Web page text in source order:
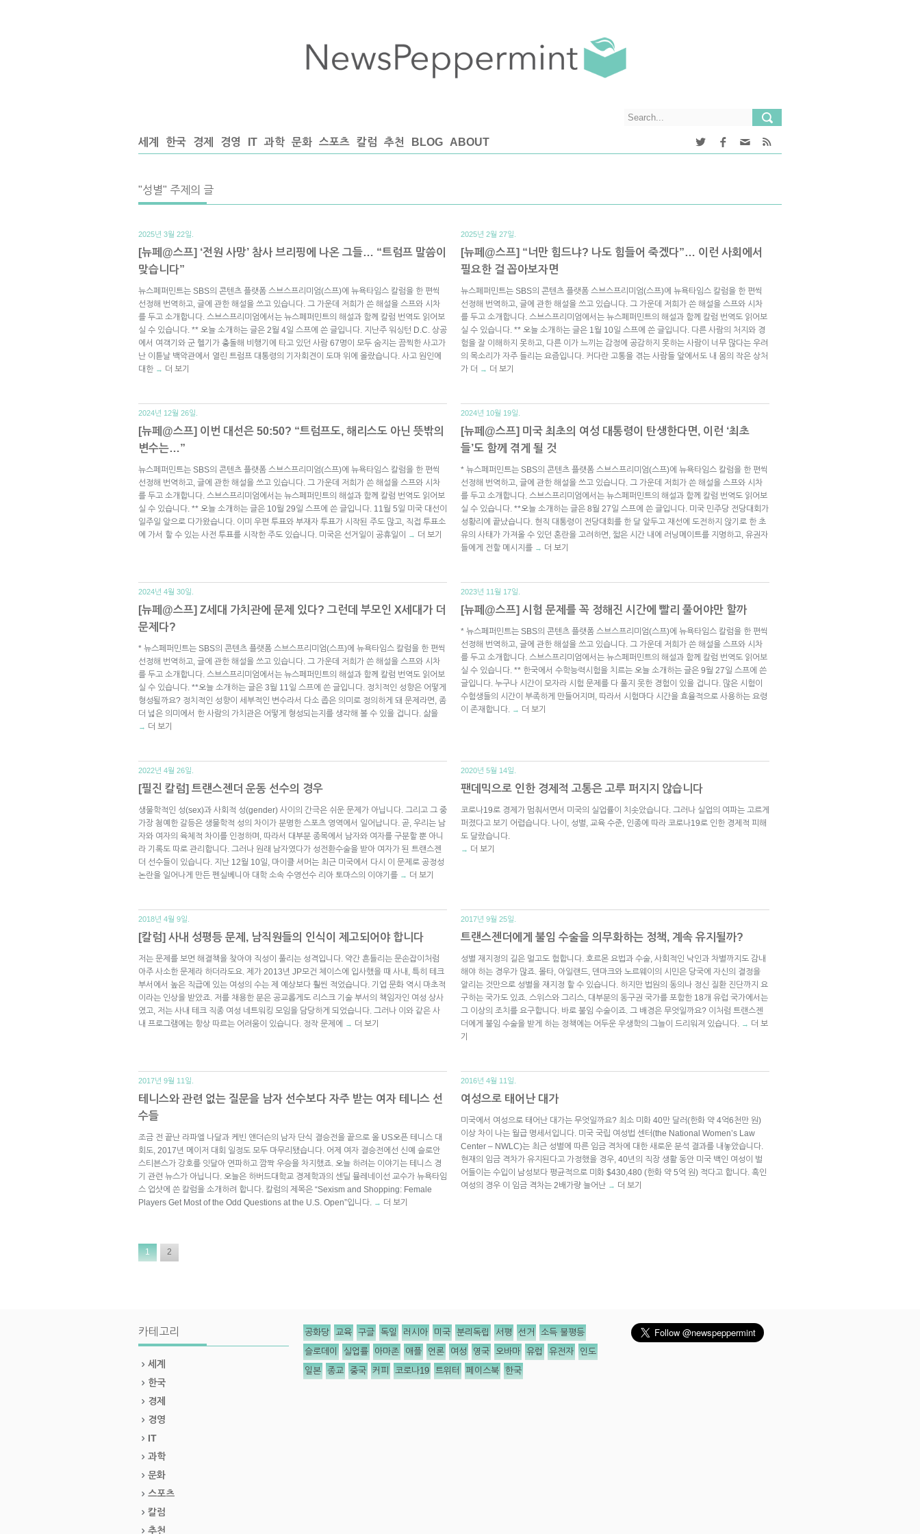
세계 한국 경제 경영 IT 과학 문화 스포츠 칼럼 추천 BLOG ABOUT
"성별" 주제의 글
2025년 3월 22일.
[뉴페@스프] ‘전원 사망’ 참사 브리핑에 나온 그들… “트럼프 말씀이
맞습니다”
뉴스페퍼민트는 SBS의 콘텐츠 플랫폼 스브스프리미엄(스프)에 뉴욕타임스 칼럼을 한 편씩
선정해 번역하고, 글에 관한 해설을 쓰고 있습니다. 그 가운데 저희가 쓴 해설을 스프와 시차
를 두고 소개합니다. 스브스프리미엄에서는 뉴스페퍼민트의 해설과 함께 칼럼 번역도 읽어보
실 수 있습니다. ** 오늘 소개하는 글은 2월 4일 스프에 쓴 글입니다. 지난주 워싱턴 D.C. 상공
에서 여객기와 군 헬기가 충돌해 비행기에 타고 있던 사람 67명이 모두 숨지는 끔찍한 사고가
난 이튿날 백악관에서 열린 트럼프 대통령의 기자회견이 도마 위에 올랐습니다. 사고 원인에
대한 → 더 보기
2025년 2월 27일.
[뉴페@스프] “너만 힘드냐? 나도 힘들어 죽겠다”… 이런 사회에서
필요한 걸 꼽아보자면
뉴스페퍼민트는 SBS의 콘텐츠 플랫폼 스브스프리미엄(스프)에 뉴욕타임스 칼럼을 한 편씩
선정해 번역하고, 글에 관한 해설을 쓰고 있습니다. 그 가운데 저희가 쓴 해설을 스프와 시차
를 두고 소개합니다. 스브스프리미엄에서는 뉴스페퍼민트의 해설과 함께 칼럼 번역도 읽어보
실 수 있습니다. ** 오늘 소개하는 글은 1월 10일 스프에 쓴 글입니다. 다른 사람의 처지와 경
험을 잘 이해하지 못하고, 다른 이가 느끼는 감정에 공감하지 못하는 사람이 너무 많다는 우려
의 목소리가 자주 들리는 요즘입니다. 커다란 고통을 겪는 사람들 앞에서도 내 몸의 작은 상처
가 더 → 더 보기
2024년 12월 26일.
[뉴페@스프] 이번 대선은 50:50? “트럼프도, 해리스도 아닌 뜻밖의
변수는…”
뉴스페퍼민트는 SBS의 콘텐츠 플랫폼 스브스프리미엄(스프)에 뉴욕타임스 칼럼을 한 편씩
선정해 번역하고, 글에 관한 해설을 쓰고 있습니다. 그 가운데 저희가 쓴 해설을 스프와 시차
를 두고 소개합니다. 스브스프리미엄에서는 뉴스페퍼민트의 해설과 함께 칼럼 번역도 읽어보
실 수 있습니다. ** 오늘 소개하는 글은 10월 29일 스프에 쓴 글입니다. 11월 5일 미국 대선이
일주일 앞으로 다가왔습니다. 이미 우편 투표와 부재자 투표가 시작된 주도 많고, 직접 투표소
에 가서 할 수 있는 사전 투표를 시작한 주도 있습니다. 미국은 선거일이 공휴일이
→ 더 보기
2024년 10월 19일.
[뉴페@스프] 미국 최초의 여성 대통령이 탄생한다면, 이런 ‘최초
들’도 함께 겪게 될 것
* 뉴스페퍼민트는 SBS의 콘텐츠 플랫폼 스브스프리미엄(스프)에 뉴욕타임스 칼럼을 한 편씩
선정해 번역하고, 글에 관한 해설을 쓰고 있습니다. 그 가운데 저희가 쓴 해설을 스프와 시차
를 두고 소개합니다. 스브스프리미엄에서는 뉴스페퍼민트의 해설과 함께 칼럼 번역도 읽어보
실 수 있습니다. **오늘 소개하는 글은 8월 27일 스프에 쓴 글입니다. 미국 민주당 전당대회가
성황리에 끝났습니다. 현직 대통령이 전당대회를 한 달 앞두고 재선에 도전하지 않기로 한 초
유의 사태가 가져올 수 있던 혼란을 고려하면, 짧은 시간 내에 러닝메이트를 지명하고, 유권자
들에게 전할 메시지를 → 더 보기
2024년 4월 30일.
[뉴페@스프] Z세대 가치관에 문제 있다? 그런데 부모인 X세대가 더
문제다?
* 뉴스페퍼민트는 SBS의 콘텐츠 플랫폼 스브스프리미엄(스프)에 뉴욕타임스 칼럼을 한 편씩
선정해 번역하고, 글에 관한 해설을 쓰고 있습니다. 그 가운데 저희가 쓴 해설을 스프와 시차
를 두고 소개합니다. 스브스프리미엄에서는 뉴스페퍼민트의 해설과 함께 칼럼 번역도 읽어보
실 수 있습니다. **오늘 소개하는 글은 3월 11일 스프에 쓴 글입니다. 정치적인 성향은 어떻게
형성될까요? 정치적인 성향이 세부적인 변수라서 다소 좁은 의미로 정의하게 돼 문제라면, 좀
더 넓은 의미에서 한 사람의 가치관은 어떻게 형성되는지를 생각해 볼 수 있을 겁니다. 삶을
→ 더 보기
2023년 11월 17일.
[뉴페@스프] 시험 문제를 꼭 정해진 시간에 빨리 풀어야만 할까
* 뉴스페퍼민트는 SBS의 콘텐츠 플랫폼 스브스프리미엄(스프)에 뉴욕타임스 칼럼을 한 편씩
선정해 번역하고, 글에 관한 해설을 쓰고 있습니다. 그 가운데 저희가 쓴 해설을 스프와 시차
를 두고 소개합니다. 스브스프리미엄에서는 뉴스페퍼민트의 해설과 함께 칼럼 번역도 읽어보
실 수 있습니다. ** 한국에서 수학능력시험을 치르는 오늘 소개하는 글은 9월 27일 스프에 쓴
글입니다. 누구나 시간이 모자라 시험 문제를 다 풀지 못한 경험이 있을 겁니다. 많은 시험이
수험생들의 시간이 부족하게 만들어지며, 따라서 시험마다 시간을 효율적으로 사용하는 요령
이 존재합니다. → 더 보기
2022년 4월 26일.
[필진 칼럼] 트랜스젠더 운동 선수의 경우
생물학적인 성(sex)과 사회적 성(gender) 사이의 간극은 쉬운 문제가 아닙니다. 그리고 그 중
가장 첨예한 갈등은 생물학적 성의 차이가 분명한 스포츠 영역에서 일어납니다. 곧, 우리는 남
자와 여자의 육체적 차이를 인정하며, 따라서 대부분 종목에서 남자와 여자를 구분할 뿐 아니
라 기록도 따로 관리합니다. 그러나 원래 남자였다가 성전환수술을 받아 여자가 된 트랜스젠
더 선수들이 있습니다. 지난 12월 10일, 마이클 셔머는 최근 미국에서 다시 이 문제로 공정성
논란을 일어나게 만든 펜실베니아 대학 소속 수영선수 리아 토마스의 이야기를 → 더 보기
2020년 5월 14일.
팬데믹으로 인한 경제적 고통은 고루 퍼지지 않습니다
코로나19로 경제가 멈춰서면서 미국의 실업률이 치솟았습니다. 그러나 실업의 여파는 고르게
퍼졌다고 보기 어렵습니다. 나이, 성별, 교육 수준, 인종에 따라 코로나19로 인한 경제적 피해
도 달랐습니다.
→ 더 보기
2018년 4월 9일.
[칼럼] 사내 성평등 문제, 남직원들의 인식이 제고되어야 합니다
저는 문제를 보면 해결책을 찾아야 직성이 풀리는 성격입니다. 약간 흔들리는 문손잡이처럼
아주 사소한 문제라 하더라도요. 제가 2013년 JP모건 체이스에 입사했을 때 사내, 특히 테크
부서에서 높은 직급에 있는 여성의 수는 제 예상보다 훨씬 적었습니다. 기업 문화 역시 마초적
이라는 인상을 받았죠. 저를 채용한 분은 공교롭게도 리스크 기술 부서의 책임자인 여성 상사
였고, 저는 사내 테크 직종 여성 네트워킹 모임을 담당하게 되었습니다. 그러나 이와 같은 사
내 프로그램에는 항상 따르는 어려움이 있습니다. 정작 문제에
→ 더 보기
2017년 9월 25일.
트랜스젠더에게 불임 수술을 의무화하는 정책, 계속 유지될까?
성별 재지정의 길은 멀고도 험합니다. 호르몬 요법과 수술, 사회적인 낙인과 차별까지도 감내
해야 하는 경우가 많죠. 몰타, 아일랜드, 덴마크와 노르웨이의 시민은 당국에 자신의 결정을
알리는 것만으로 성별을 재지정 할 수 있습니다. 하지만 법원의 동의나 정신 질환 진단까지 요
구하는 국가도 있죠. 스위스와 그리스, 대부분의 동구권 국가를 포함한 18개 유럽 국가에서는
그 이상의 조치를 요구합니다. 바로 불임 수술이죠. 그 배경은 무엇일까요? 이처럼 트랜스젠
더에게 불임 수술을 받게 하는 정책에는 어두운 우생학의 그늘이 드리워져 있습니다. → 더 보
기
2017년 9월 11일.
테니스와 관련 없는 질문을 남자 선수보다 자주 받는 여자 테니스 선
수들
조금 전 끝난 라파엘 나달과 케빈 앤더슨의 남자 단식 결승전을 끝으로 올 US오픈 테니스 대
회도, 2017년 메이저 대회 일정도 모두 마무리됐습니다. 어제 여자 결승전에선 신예 슬로안
스티븐스가 강호를 잇달아 연파하고 깜짝 우승을 차지했죠. 오늘 하려는 이야기는 테니스 경
기 관련 뉴스가 아닙니다. 오늘은 하버드대학교 경제학과의 센딜 뮬레네이선 교수가 뉴욕타임
스 업샷에 쓴 칼럼을 소개하려 합니다. 칼럼의 제목은 “Sexism and Shopping: Female
Players Get Most of the Odd Questions at the U.S. Open”입니다. → 더 보기
2016년 4월 11일.
여성으로 태어난 대가
미국에서 여성으로 태어난 대가는 무엇일까요? 최소 미화 40만 달러(한화 약 4억6천만 원)
이상 차이 나는 월급 명세서입니다. 미국 국립 여성법 센터(the National Women’s Law
Center – NWLC)는 최근 성별에 따른 임금 격차에 대한 새로운 분석 결과를 내놓았습니다.
현재의 임금 격차가 유지된다고 가정했을 경우, 40년의 직장 생활 동안 미국 백인 여성이 벌
어들이는 수입이 남성보다 평균적으로 미화 $430,480 (한화 약 5억 원) 적다고 합니다. 흑인
여성의 경우 이 임금 격차는 2배가량 늘어난 → 더 보기
1 2
카테고리
세계
한국
경제
경영
IT
과학
문화
스포츠
칼럼
추천
공화당 교육 구글 독일 러시아 미국 분리독립 서평 선거 소득 불평등
슬로데이 실업률 아마존 애플 언론 여성 영국 오바마 유럽 유전자 인도
일본 종교 중국 커피 코로나19 트위터 페이스북 한국